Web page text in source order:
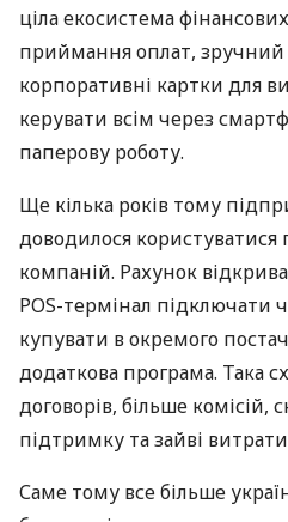
ціла екосистема
приймання оплат, зручний
корпоративні картки для
керувати всім через
паперову роботу.
Ще кілька років тому
доводилося користуватися
компаній. Рахунок
POS-термінал підключати
купувати в окремого
додаткова програма. Така
договорів, більше комісій,
підтримку та зайві
Саме тому все більше